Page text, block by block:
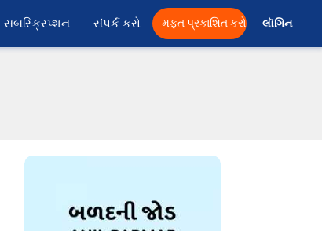
સબસ્ક્રિપ્શન સંપર્ક કરો મફત પ્રકાશિત કરો લૉગિન